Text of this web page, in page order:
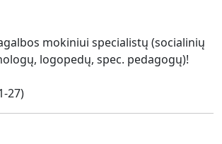
mokiniui specialistų (socialinių
logopedų, spec. pedagogų)!
27)